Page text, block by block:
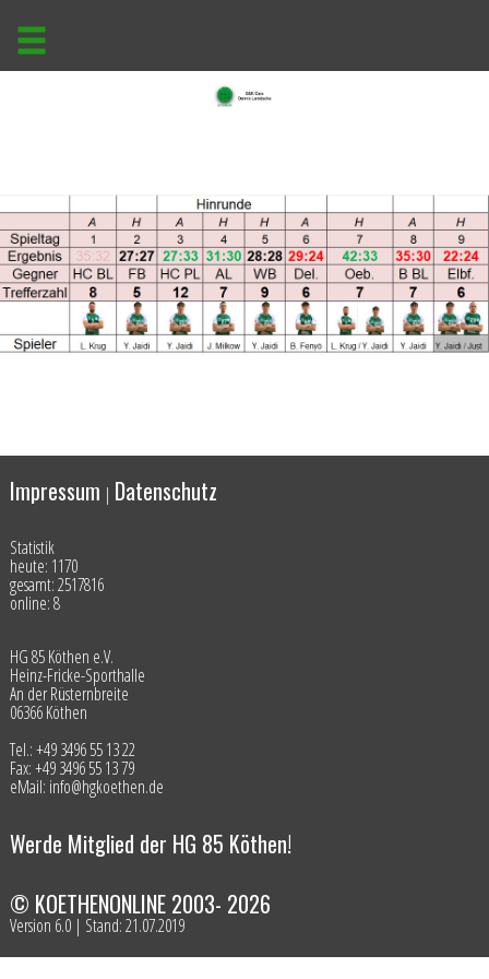
Impressum | Datenschutz
Statistik
heute: 1170
gesamt: 2517816
online: 8
HG 85 Köthen e.V.
Heinz-Fricke-Sporthalle
An der Rüsternbreite
06366 Köthen
Tel.: +49 3496 55 13 22
Fax: +49 3496 55 13 79
eMail: info@hgkoethen.de
Werde Mitglied der HG 85 Köthen!
© KOETHENONLINE 2003- 2026
Version 6.0 | Stand: 21.07.2019